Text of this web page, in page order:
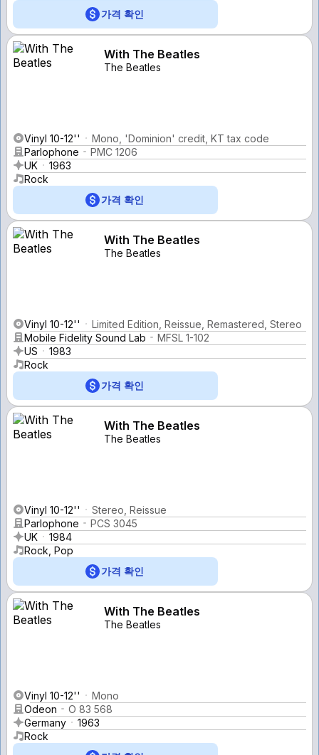
가격 확인
With The Beatles
The Beatles
Vinyl 10-12''
Mono, 'Dominion' credit, KT tax code
Parlophone
PMC 1206
UK
1963
Rock
가격 확인
With The Beatles
The Beatles
Vinyl 10-12''
Limited Edition, Reissue, Remastered, Stereo
Mobile Fidelity Sound Lab
MFSL 1-102
US
1983
Rock
가격 확인
With The Beatles
The Beatles
Vinyl 10-12''
Stereo, Reissue
Parlophone
PCS 3045
UK
1984
Rock, Pop
가격 확인
With The Beatles
The Beatles
Vinyl 10-12''
Mono
Odeon
O 83 568
Germany
1963
Rock